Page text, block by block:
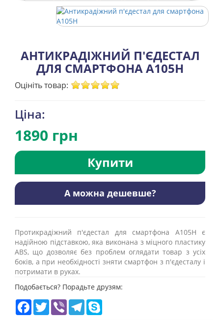
АНТИКРАДІЖНИЙ П'ЄДЕСТАЛ
ДЛЯ СМАРТФОНА A105H
Оцініть товар:
Ціна:
1890 грн
Купити
А можна дешевше?
Протикрадіжний п'єдестал для смартфона А105Н є
надійною підставкою, яка виконана з міцного пластику
ABS, що дозволяє без проблем оглядати товар з усіх
боків, а при необхідності зняти смартфон з п'єдесталу і
потримати в руках.
Подобається? Порадьте друзям:
Facebook
TwitterViber Telegram